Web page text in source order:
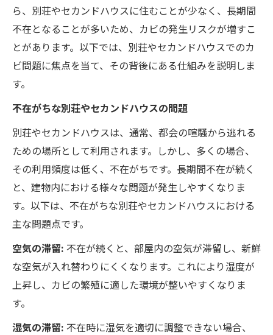
ら、別荘やセカンドハウスに住むことが少なく、長期間
不在となることが多いため、カビの発生リスクが増すこ
とがあります。以下では、別荘やセカンドハウスでのカ
ビ問題に焦点を当て、その背後にある仕組みを説明しま
す。
不在がちな別荘やセカンドハウスの問題
別荘やセカンドハウスは、通常、都会の喧騒から逃れる
ための場所として利用されます。しかし、多くの場合、
その利用頻度は低く、不在がちです。長期間不在が続く
と、建物内における様々な問題が発生しやすくなりま
す。以下は、不在がちな別荘やセカンドハウスにおける
主な問題点です。
空気の滞留: 不在が続くと、部屋内の空気が滞留し、新鮮
な空気が入れ替わりにくくなります。これにより湿度が
上昇し、カビの繁殖に適した環境が整いやすくなりま
す。
湿気の滞留: 不在時に湿気を適切に調整できない場合、